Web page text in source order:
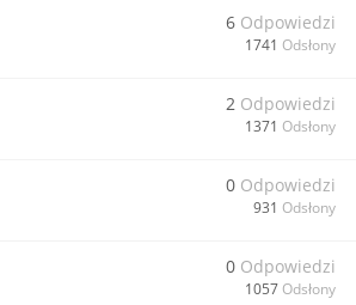
6 Odpowiedzi
1741 Odsłony
2 Odpowiedzi
1371 Odsłony
0 Odpowiedzi
931 Odsłony
0 Odpowiedzi
1057 Odsłony